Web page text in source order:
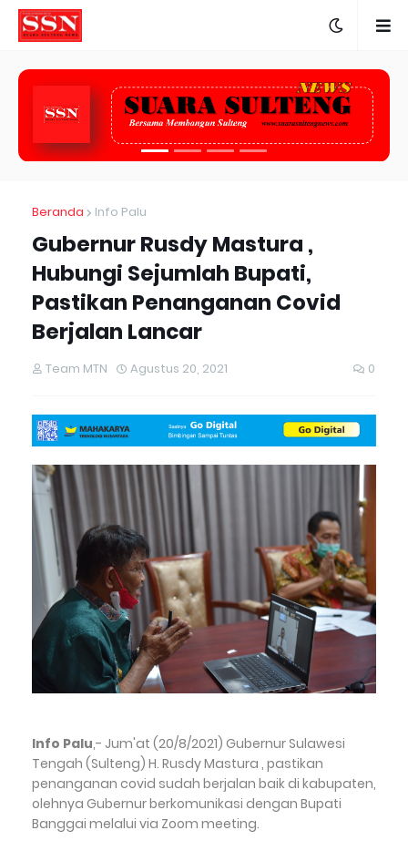
Beranda Info Palu
Gubernur Rusdy Mastura ,
Hubungi Sejumlah Bupati,
Pastikan Penanganan Covid
Berjalan Lancar
Team MTN Agustus 20, 2021 0
Info Palu,- Jum'at (20/8/2021) Gubernur Sulawesi
Tengah (Sulteng) H. Rusdy Mastura , pastikan
penanganan covid sudah berjalan baik di kabupaten,
olehnya Gubernur berkomunikasi dengan Bupati
Banggai melalui via Zoom meeting.